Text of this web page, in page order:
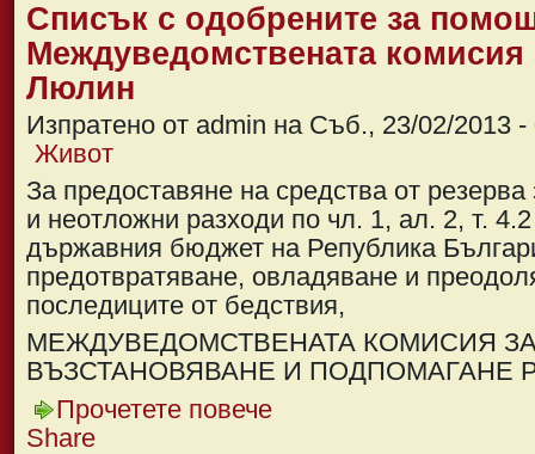
Списък с одобрените за
Междуведомствената комисия
Люлин
Изпратено от admin на Съб., 23/02/2013 -
Живот
За предоставяне на средства от
и неотложни разходи по чл. 1, ал. 2, т.
държавния бюджет на Република
предотвратяване, овладяване и
последиците от бедствия,
МЕЖДУВЕДОМСТВЕНАТА КОМИСИЯ
ВЪЗСТАНОВЯВАНЕ И ПОДПОМАГАНЕ
Прочетете повече
Share